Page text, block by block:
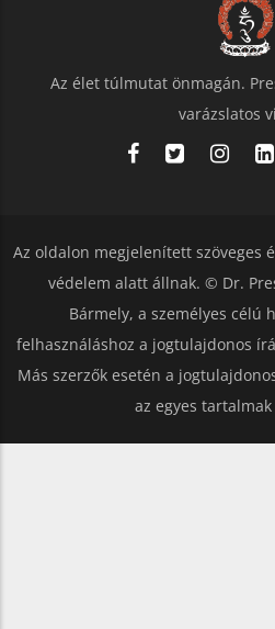
Az élet túlmutat önmagán.
varázslatos
Az oldalon megjelenített szöveges
védelem alatt állnak. © Dr.
Bármely, a személyes célú
felhasználáshoz a jogtulajdonos
Más szerzők esetén a
az egyes